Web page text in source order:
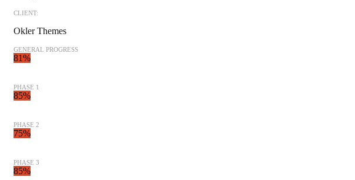
CLIENT:
Okler Themes
GENERAL PROGRESS
81%
PHASE 1
85%
PHASE 2
75%
PHASE 3
85%